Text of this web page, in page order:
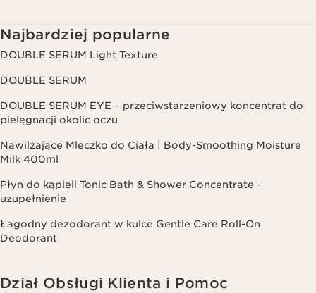
Najbardziej popularne
DOUBLE SERUM Light Texture
DOUBLE SERUM
DOUBLE SERUM EYE – przeciwstarzeniowy koncentrat do
pielęgnacji okolic oczu
Nawilżające Mleczko do Ciała | Body-Smoothing Moisture
Milk 400ml
Płyn do kąpieli Tonic Bath & Shower Concentrate -
uzupełnienie
Łagodny dezodorant w kulce Gentle Care Roll-On
Deodorant
Dział Obsługi Klienta i Pomoc